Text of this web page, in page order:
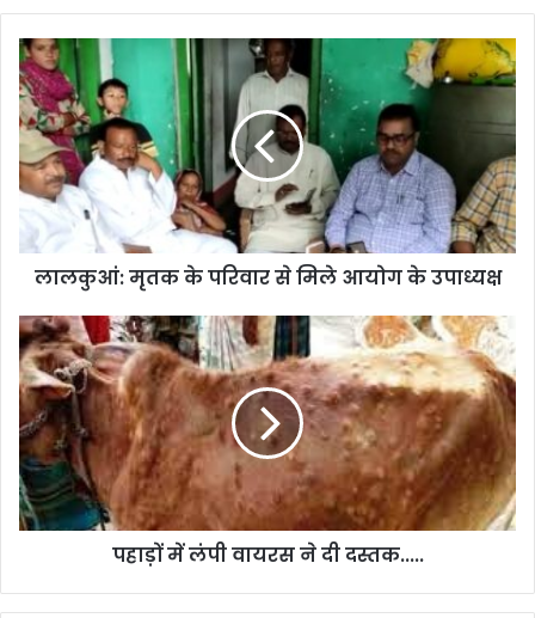
लालकुआं:
मृतक
के
परिवार
से
मिले
आयोग
उपाध्यक्ष
लालकुआं: मृतक के परिवार से मिले आयोग के उपाध्यक्ष
पहाड़ों
में
लंपी
वायरस
ने
दी
दस्तक.....
पहाड़ों में लंपी वायरस ने दी दस्तक.....